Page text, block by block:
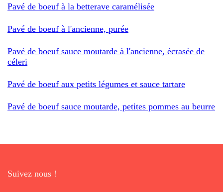
Pavé de boeuf à la betterave caramélisée
Pavé de boeuf à l'ancienne, purée
Pavé de boeuf sauce moutarde à l'ancienne, écrasée de
céleri
Pavé de boeuf aux petits légumes et sauce tartare
Pavé de boeuf sauce moutarde, petites pommes au beurre
Suivez nous !